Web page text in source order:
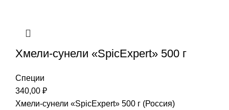
Хмели-сунели «SpicExpert» 500 г
Специи
340,00 ₽
Хмели-сунели «SpicExpert» 500 г (Россия)